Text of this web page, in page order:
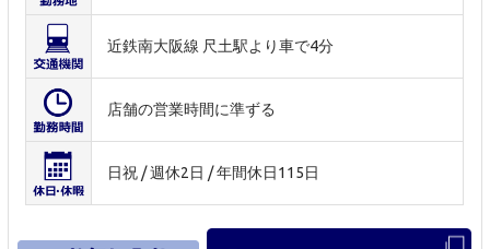
近鉄南大阪線 尺土駅より車で4分
店舗の営業時間に準ずる
日祝 / 週休2日 / 年間休日115日